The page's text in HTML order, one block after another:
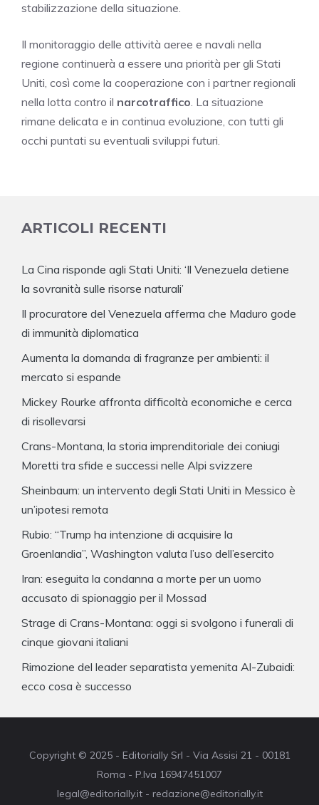
stabilizzazione della situazione.
Il monitoraggio delle attività aeree e navali nella
regione continuerà a essere una priorità per gli Stati
Uniti, così come la cooperazione con i partner regionali
nella lotta contro il narcotraffico. La situazione
rimane delicata e in continua evoluzione, con tutti gli
occhi puntati su eventuali sviluppi futuri.
ARTICOLI RECENTI
La Cina risponde agli Stati Uniti: ‘Il Venezuela detiene
la sovranità sulle risorse naturali’
Il procuratore del Venezuela afferma che Maduro gode
di immunità diplomatica
Aumenta la domanda di fragranze per ambienti: il
mercato si espande
Mickey Rourke affronta difficoltà economiche e cerca
di risollevarsi
Crans-Montana, la storia imprenditoriale dei coniugi
Moretti tra sfide e successi nelle Alpi svizzere
Sheinbaum: un intervento degli Stati Uniti in Messico è
un’ipotesi remota
Rubio: “Trump ha intenzione di acquisire la
Groenlandia”, Washington valuta l’uso dell’esercito
Iran: eseguita la condanna a morte per un uomo
accusato di spionaggio per il Mossad
Strage di Crans-Montana: oggi si svolgono i funerali di
cinque giovani italiani
Rimozione del leader separatista yemenita Al-Zubaidi:
ecco cosa è successo
Copyright © 2025 - Editorially Srl - Via Assisi 21 - 00181
Roma - P.Iva 16947451007
legal@editorially.it - redazione@editorially.it